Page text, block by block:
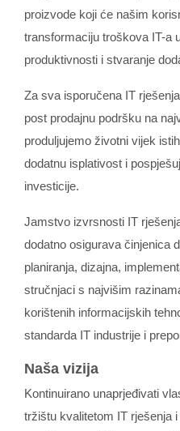
proizvode koji će našim
transformaciju troškova IT-a
produktivnosti i stvaranje
Za sva isporučena IT
post prodajnu podršku na
produljujemo životni vijek
dodatnu isplativost i
investicije.
Jamstvo izvrsnosti IT
dodatno osigurava činjenica
planiranja, dizajna,
stručnjaci s najvišim
korištenih informacijskih
standarda IT industrije i
Naša vizija
Kontinuirano unaprjeđivati
tržištu kvalitetom IT rješenja